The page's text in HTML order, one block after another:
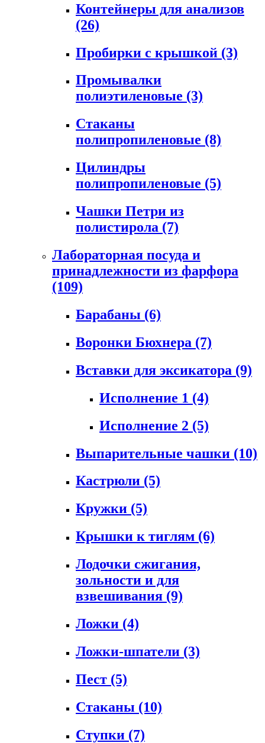
Контейнеры для анализов
(26)
Пробирки с крышкой (3)
Промывалки
полиэтиленовые (3)
Стаканы
полипропиленовые (8)
Цилиндры
полипропиленовые (5)
Чашки Петри из
полистирола (7)
Лабораторная посуда и
принадлежности из фарфора
(109)
Барабаны (6)
Воронки Бюхнера (7)
Вставки для эксикатора (9)
Исполнение 1 (4)
Исполнение 2 (5)
Выпарительные чашки (10)
Кастрюли (5)
Кружки (5)
Крышки к тиглям (6)
Лодочки сжигания,
зольности и для
взвешивания (9)
Ложки (4)
Ложки-шпатели (3)
Пест (5)
Стаканы (10)
Ступки (7)